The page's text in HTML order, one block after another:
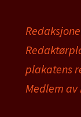
plakatens
Medlem av